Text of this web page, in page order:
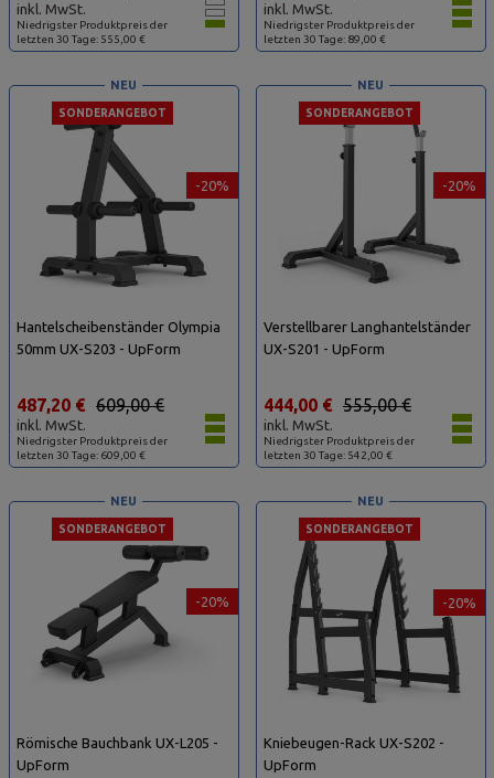
Niedrigster Produktpreis der
letzten 30 Tage: 555,00 €
inkl. MwSt.
Niedrigster Produktpreis der
letzten 30 Tage: 89,00 €
inkl. MwSt.
-20%
SONDERANGEBOT
NEU
Hantelscheibenständer Olympia
50mm UX-S203 - UpForm
Niedrigster Produktpreis der
letzten 30 Tage: 609,00 €
609,00 €
487,20 €
inkl. MwSt.
-20%
SONDERANGEBOT
NEU
Verstellbarer Langhantelständer
UX-S201 - UpForm
Niedrigster Produktpreis der
letzten 30 Tage: 542,00 €
555,00 €
444,00 €
inkl. MwSt.
-20%
SONDERANGEBOT
NEU
Römische Bauchbank UX-L205 -
UpForm
-20%
SONDERANGEBOT
NEU
Kniebeugen-Rack UX-S202 -
UpForm